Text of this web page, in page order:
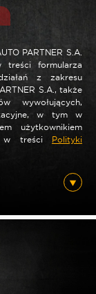
PARTNER S.A.
treści formularza
z zakresu
S.A., także
wywołujących,
w tym w
użytkownikiem
w treści Polityki